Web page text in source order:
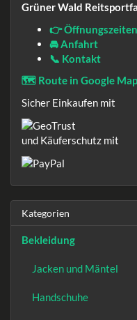
Grüner Wald
👉 Öffnungszeiten
🚘 Anfahrt
📞 Kontakt
🗺️ Route in Google
Sicher Einkaufen mit
und Käuferschutz mit
Kategorien
Bekleidung
Jacken und Mäntel
Handschuhe